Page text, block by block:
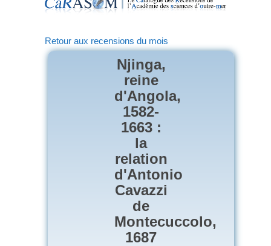
Retour aux recensions du mois
Njinga,
reine
d'Angola,
1582-
1663 :
la
relation
d'Antonio
Cavazzi
de
Montecuccolo,
1687